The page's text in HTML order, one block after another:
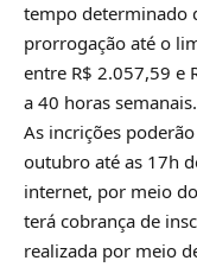
tempo determinado
prorrogação até o
entre R$ 2.057,59 e
a 40 horas
As incrições
outubro até as 17h
internet, por meio
terá cobrança de
realizada por meio